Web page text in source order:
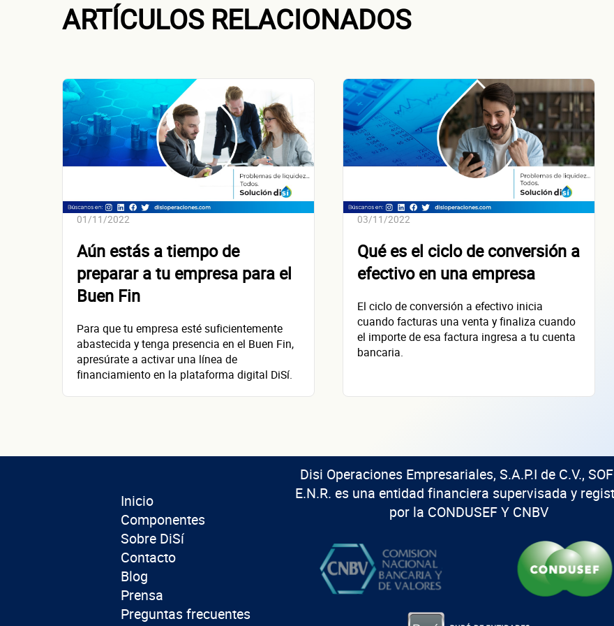
ARTÍCULOS RELACIONADOS
01/11/2022
Aún estás a tiempo de
preparar a tu empresa para el
Buen Fin
Para que tu empresa esté suficientemente
abastecida y tenga presencia en el Buen Fin,
apresúrate a activar una línea de
financiamiento en la plataforma digital DiSí.
03/11/2022
Qué es el ciclo de conversión a
efectivo en una empresa
El ciclo de conversión a efectivo inicia
cuando facturas una venta y finaliza cuando
el importe de esa factura ingresa a tu cuenta
bancaria.
Dirección de la empresa: Calle
+61empresas financiadas en los últimos 30 días
Inicio
Componentes
Sobre DiSí
Contacto
Blog
Prensa
Preguntas frecuentes
Disi Operaciones Empresariales, S.A.P.I de C.V.,
E.N.R. es una entidad financiera supervisada y
por la CONDUSEF Y CNBV